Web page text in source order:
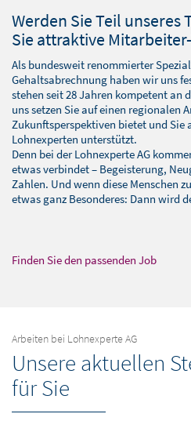
Werden Sie Teil unseres
Sie attraktive
Als bundesweit renommierter
Gehaltsabrechnung haben wir uns
stehen seit 28 Jahren kompetent an
uns setzen Sie auf einen regionalen
Zukunftsperspektiven bietet und Sie
Lohnexperten unterstützt.
Denn bei der Lohnexperte AG
etwas verbindet – Begeisterung,
Zahlen. Und wenn diese Menschen
etwas ganz Besonderes: Dann wird
Finden Sie den passenden Job
Arbeiten bei Lohnexperte AG
Unsere aktuellen
für Sie
SOFTWARELÖSUNGEN